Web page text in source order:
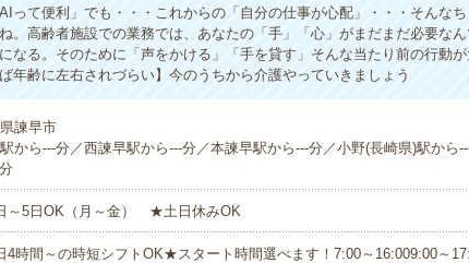
って便利」でも・・・これからの「自分の仕事が心配」・・・そんな
。高齢者施設での業務では、あなたの「手」「心」がまだまだ必要な
なる。そのために「声をかける」「手を貸す」そんな当たり前の行動
年齢に左右されづらい】今のうちから介護やっていきましょう
諫早市
から---分／西諫早駅から---分／本諫早駅から---分／小野(長崎県)駅から
～5日OK（月～金） ★土日休みOK
4時間～の時短シフトOK★スタート時間選べます！7:00～16:009:00～